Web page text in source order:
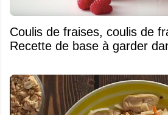
Coulis de fraises, coulis de
Recette de base à garder